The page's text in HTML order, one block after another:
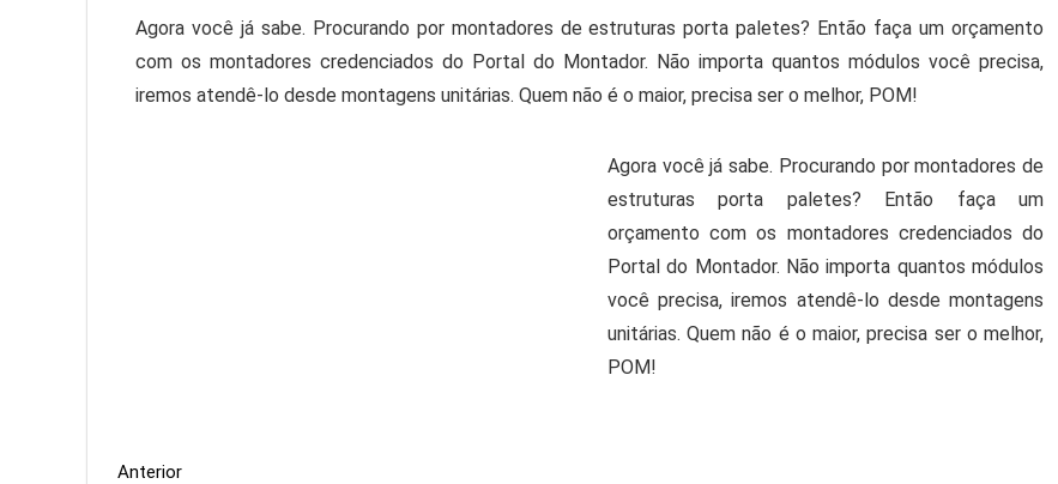
Agora você já sabe. Procurando por montadores de estruturas porta paletes? Então faça um orçamento
com os montadores credenciados do Portal do Montador. Não importa quantos módulos você precisa,
iremos atendê-lo desde montagens unitárias. Quem não é o maior, precisa ser o melhor, POM!
Agora você já sabe. Procurando por montadores de
estruturas porta paletes? Então faça um
orçamento com os montadores credenciados do
Portal do Montador. Não importa quantos módulos
você precisa, iremos atendê-lo desde montagens
unitárias. Quem não é o maior, precisa ser o melhor,
POM!
Anterior